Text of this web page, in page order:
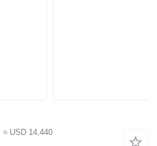
≈ USD 14,440